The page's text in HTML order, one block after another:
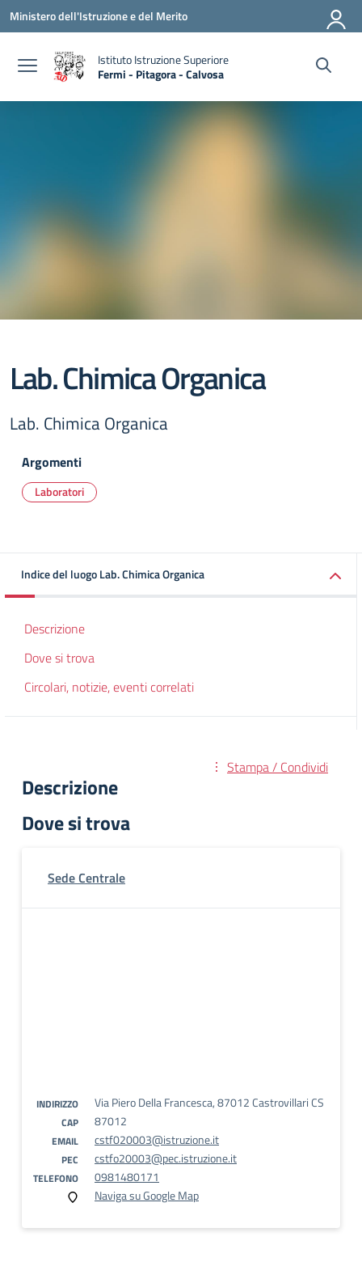
Vai ai contenuti
Vai al menu di navigazione
Vai al footer
Ministero dell'Istruzione e del Merito
Istituto Istruzione Superiore
Fermi - Pitagora - Calvosa
— Visita la pagina iniziale della scuola
Lab. Chimica Organica
Lab. Chimica Organica
Argomenti
Laboratori
Indice del luogo Lab. Chimica Organica
Descrizione
Dove si trova
Circolari, notizie, eventi correlati
Stampa / Condividi
Descrizione
Dove si trova
Sede Centrale
INDIRIZZO Via Piero Della Francesca, 87012 Castrovillari CS
CAP 87012
EMAIL cstf020003@istruzione.it
PEC cstfo20003@pec.istruzione.it
TELEFONO
0981480171
Naviga su Google Map